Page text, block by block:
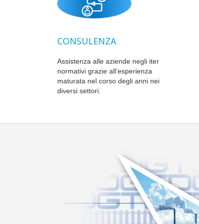
CONSULENZA
Assistenza alle aziende negli iter
normativi grazie all’esperienza
maturata nel corso degli anni nei
diversi settori.